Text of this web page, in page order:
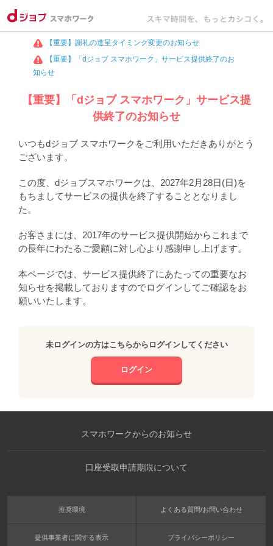
【重要】謝礼の進呈タイミング変更のお知らせ
【重要】「dジョブ スマホワーク」サービス提供終了のお
知らせ
【重要】「dジョブ スマホワーク」サービス提
供終了のお知らせ
いつもdジョブ スマホワークをご利用いただきありがとう
ございます。
この度、dジョブスマホワークは、2027年2月28日(日)を
もちましてサービスの提供を終了することとなりまし
た。
お客さまには、2017年のサービス提供開始からこれまで
の長年にわたるご愛顧に対し心より感謝申し上げます。
本ページでは、サービス提供終了にあたっての重要なお
知らせを掲載しておりますのでログインしてご確認をお
願いいたします。
未ログインの方はこちらからログインしてください
ログイン
スマホワークからのお知らせ
口座受取申請期限について
推奨環境 よくある質問/お問い合わせ
提供事業者に関する表示 プライバシーポリシー